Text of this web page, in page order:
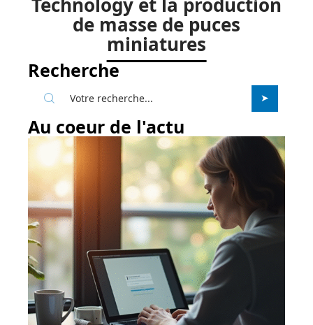
de masse de puces
miniatures
Recherche
Au coeur de l'actu